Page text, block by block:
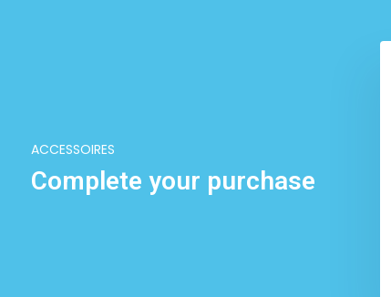
ACCESSOIRES
Complete your purchase